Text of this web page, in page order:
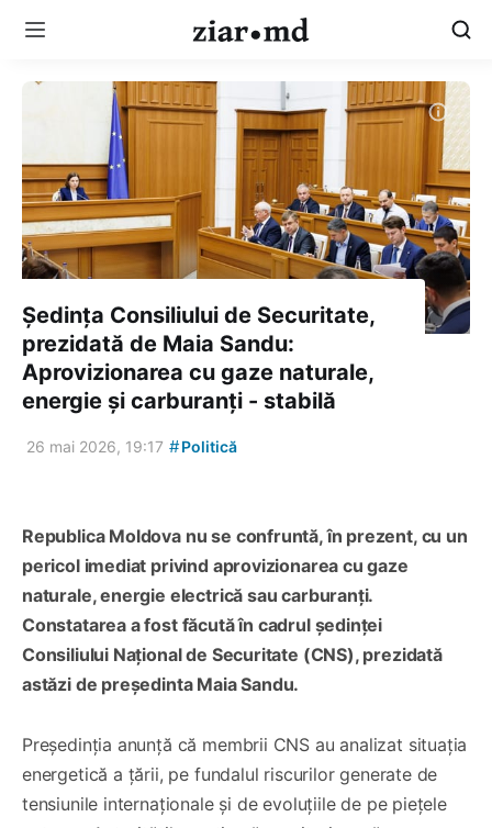
Ședința Consiliului de Securitate,
prezidată de Maia Sandu:
Aprovizionarea cu gaze naturale,
energie și carburanți - stabilă
26 mai 2026, 19:17 #Politică
Republica Moldova nu se confruntă, în prezent, cu un
pericol imediat privind aprovizionarea cu gaze
naturale, energie electrică sau carburanți.
Constatarea a fost făcută în cadrul ședinței
Consiliului Național de Securitate (CNS), prezidată
astăzi de președinta Maia Sandu.
Președinția anunță că membrii CNS au analizat situația
energetică a țării, pe fundalul riscurilor generate de
tensiunile internaționale și de evoluțiile de pe piețele